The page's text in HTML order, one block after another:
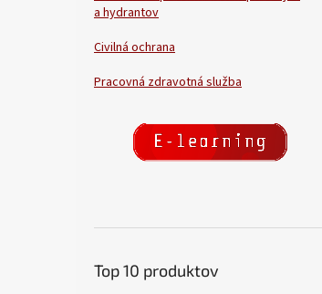
a hydrantov
Civilná ochrana
Pracovná zdravotná služba
Top 10 produktov